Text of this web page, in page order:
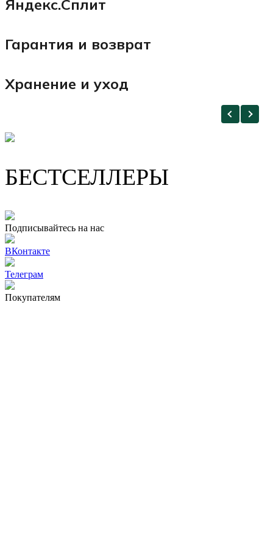
Яндекс.Сплит
Гарантия и возврат
Хранение и уход
БЕСТСЕЛЛЕРЫ
Подписывайтесь на нас
ВКонтакте
Телеграм
Покупателям